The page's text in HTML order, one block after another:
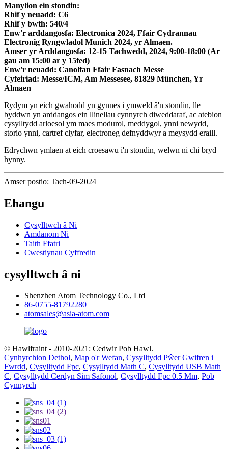
Manylion ein stondin:
Rhif y neuadd: C6
Rhif y bwth: 540/4
Enw'r arddangosfa: Electronica 2024, Ffair Cydrannau
Electronig Ryngwladol Munich 2024, yr Almaen.
Amser yr Arddangosfa: 12-15 Tachwedd, 2024, 9:00-18:00 (Ar
gau am 15:00 ar y 15fed)
Enw'r neuadd: Canolfan Ffair Fasnach Messe
Cyfeiriad: Messe/ICM, Am Messesee, 81829 München, Yr
Almaen
Rydym yn eich gwahodd yn gynnes i ymweld â'n stondin, lle
byddwn yn arddangos ein llinellau cynnyrch diweddaraf, ac atebion
cysylltydd arloesol ym maes modurol, meddygol, ynni newydd,
storio ynni, cartref clyfar, electroneg defnyddwyr a meysydd eraill.
Edrychwn ymlaen at eich croesawu i'n stondin, welwn ni chi bryd
hynny.
Amser postio: Tach-09-2024
Ehangu
Cysylltwch â Ni
Amdanom Ni
Taith Ffatri
Cwestiynau Cyffredin
cysylltwch â ni
Shenzhen Atom Technology Co., Ltd
86-0755-81792280
atomsales@asia-atom.com
© Hawlfraint - 2010-2021: Cedwir Pob Hawl.
Cynhyrchion Dethol, Map o'r Wefan, Cysylltydd Pŵer Gwifren i
Fwrdd, Cysylltydd Fpc, Cysylltydd Math C, Cysylltydd USB Math
C, Cysylltydd Cerdyn Sim Safonol, Cysylltydd Fpc 0.5 Mm, Pob
Cynnyrch